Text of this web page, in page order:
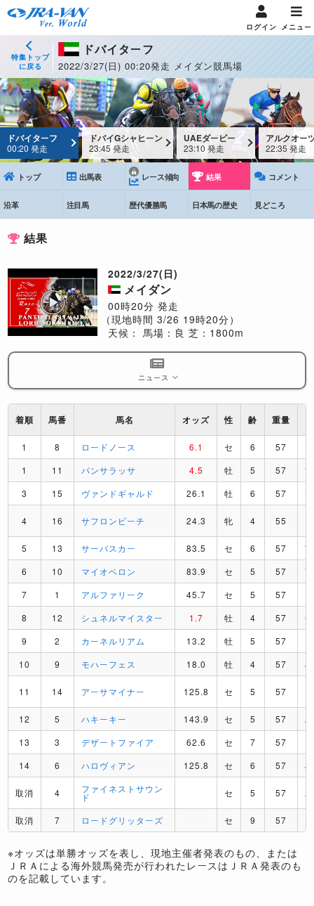
ログイン メニュー
特集トップ
に戻る
ドバイターフ
2022/3/27(日) 00:20発走 メイダン競馬場
ドバイターフ
00:20 発走
ドバイGシャヒーン
23:45 発走
UAEダービー
23:10 発走
アルクオー
22:35 発走
トップ 出馬表 レース傾向 結果 コメント
沿革 注目馬 歴代優勝馬 日本馬の歴史 見どころ
結果
2022/3/27(日)
メイダン
00時20分 発走
（現地時間 3/26 19時20分）
天候： 馬場：良 芝：1800m
ニュース
着順 馬番 馬名 オッズ 性 齢 重量
1 8 ロードノース 6.1 セ 6 57
1
11 パンサラッサ 4.5 牡 5 57
3
15 ヴァンドギャルド 26.1 牡 6 57
4 16 サフロンビーチ 24.3 牝 4 55
5 13 サーバスカー 83.5 セ 6 57
6
10 マイオベロン 83.9 セ 5 57
T
7
1 アルファリーク 45.7 セ 5 57
8
12 シュネルマイスター 1.7 牡 4 57
C
9
2 カーネルリアム 13.2 牡 5 57
10
9 モハーフェス 18.0 牡 4 57 J
11 14 アーサマイナー 125.8 セ 5 57
12 5 ハキーキー 143.9 セ 5 57
A
13
3 デザートファイア 62.6 セ 7 57
14
6 ハロヴィアン 125.8 セ 6 57 J
取消 4 ファイネストサウン
ド セ 5 57 A
取消 7 ロードグリッターズ セ 9 57
※オッズは単勝オッズを表し、現地主催者発表のもの、または
ＪＲＡによる海外競馬発売が行われたレースはＪＲＡ発表のも
のを記載しています。